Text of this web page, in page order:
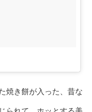
焼き餅が入った、昔な